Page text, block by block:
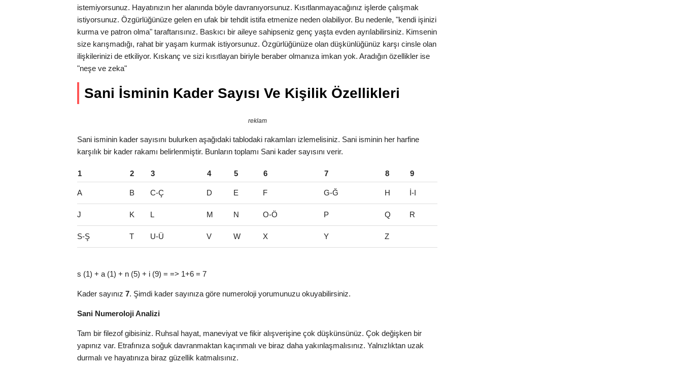
istemiyorsunuz. Hayatınızın her alanında böyle davranıyorsunuz. Kısıtlanmayacağınız işlerde çalışmak
istiyorsunuz. Özgürlüğünüze gelen en ufak bir tehdit istifa etmenize neden olabiliyor. Bu nedenle, "kendi işinizi
kurma ve patron olma" taraftarısınız. Baskıcı bir aileye sahipseniz genç yaşta evden ayrılabilirsiniz. Kimsenin
size karışmadığı, rahat bir yaşam kurmak istiyorsunuz. Özgürlüğünüze olan düşkünlüğünüz karşı cinsle olan
ilişkilerinizi de etkiliyor. Kıskanç ve sizi kısıtlayan biriyle beraber olmanıza imkan yok. Aradığın özellikler ise
"neşe ve zeka"
Sani İsminin Kader Sayısı Ve Kişilik Özellikleri
reklam
Sani isminin kader sayısını bulurken aşağıdaki tablodaki rakamları izlemelisiniz. Sani isminin her harfine
karşılık bir kader rakamı belirlenmiştir. Bunların toplamı Sani kader sayısını verir.
1 2 3 4 5 6 7 8 9
A B C-Ç D E F G-Ğ H İ-I
J K L M N O-Ö P Q R
S-Ş T U-Ü V W X Y Z
s (1) + a (1) + n (5) + i (9) = => 1+6 = 7
Kader sayınız 7. Şimdi kader sayınıza göre numeroloji yorumunuzu okuyabilirsiniz.
Sani Numeroloji Analizi
Tam bir filezof gibisiniz. Ruhsal hayat, maneviyat ve fikir alışverişine çok düşkünsünüz. Çok değişken bir
yapınız var. Etrafınıza soğuk davranmaktan kaçınmalı ve biraz daha yakınlaşmalısınız. Yalnızlıktan uzak
durmalı ve hayatınıza biraz güzellik katmalısınız.